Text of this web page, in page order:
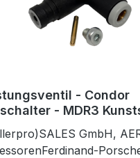
- Condor
- MDR3
GmbH,